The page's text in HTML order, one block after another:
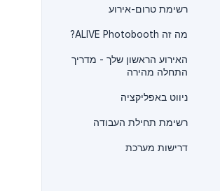
רשימת טרום-אירוע
מה זה ALIVE Photobooth?
האירוע הראשון שלך - מדריך
התחלה מהירה
ניווט באפליקציה
רשימת תחילת העבודה
דרישות מערכת